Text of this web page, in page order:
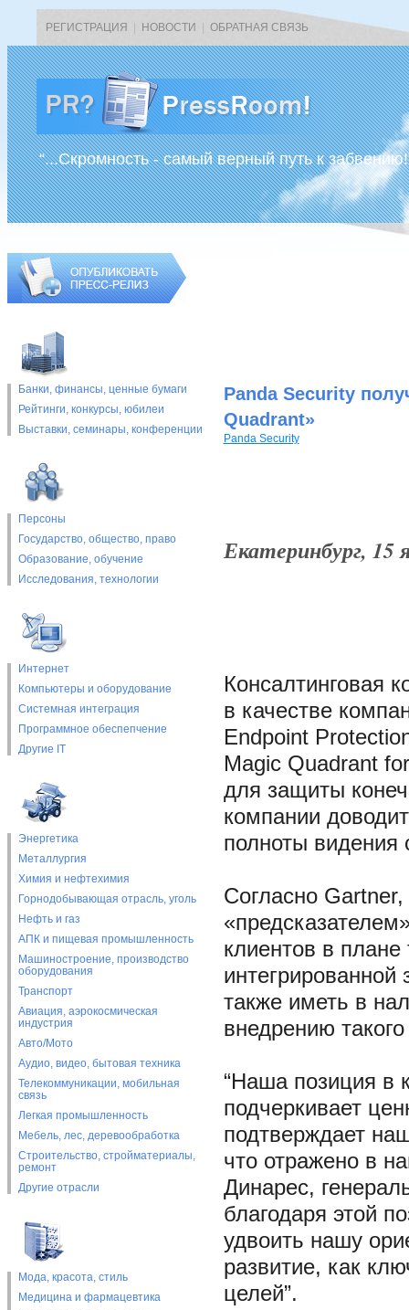
РЕГИСТРАЦИЯ НОВОСТИ ОБРАТНАЯ СВЯЗЬ
“...Скромность - самый верный путь к
Банки, финансы, ценные бумаги
Рейтинги, конкурсы, юбилеи
Выставки, cеминары, конференции
Персоны
Государство, общество, право
Образование, обучение
Исследования, технологии
Интернет
Компьютеры и оборудование
Системная интеграция
Программное обеспепчение
Другие IT
Энергетика
Металлургия
Химия и нефтехимия
Горнодобывающая отрасль, уголь
Нефть и газ
АПК и пищевая промышленность
Машиностроение, производство
оборудования
Транспорт
Авиация, аэрокосмическая
индустрия
Авто/Мото
Аудио, видео, бытовая техника
Телекоммуникации, мобильная
связь
Легкая промышленность
Мебель, лес, деревообработка
Строительство, стройматериалы,
ремонт
Другие отрасли
Мода, красота, стиль
Медицина и фармацевтика
Panda Security
Quadrant»
Panda Security
Екатеринбург, 15
Консалтинговая
в качестве
Endpoint
Magic Quadrant
для защиты
компании
полноты видения
Согласно
клиентов в
также иметь в
внедрению
“Наша позиция в
подчеркивает
подтверждает
что отражено в
Динарес,
благодаря этой
удвоить нашу
развитие, как
целей”.